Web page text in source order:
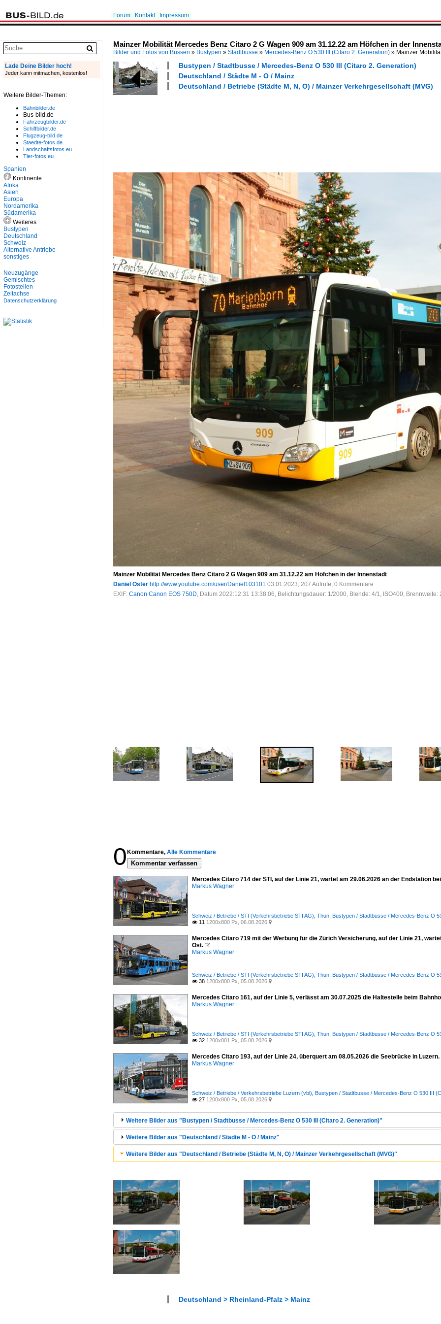
Forum Kontakt Impressum
Mainzer Mobilität Mercedes Benz Citaro 2 G Wagen 909 am 31.12.22 am Höfchen in der
Bilder und Fotos von Bussen » Bustypen » Stadtbusse » Mercedes-Benz O 530 III (Citaro 2. Generation) » Mainzer
Bustypen / Stadtbusse / Mercedes-Benz O 530 III (Citaro 2. Generation)
Deutschland / Städte M - O / Mainz
Deutschland / Betriebe (Städte M, N, O) / Mainzer Verkehrgesellschaft (MVG)
Mainzer Mobilität Mercedes Benz Citaro 2 G Wagen 909 am 31.12.22 am Höfchen in der Innenstadt
Daniel Oster http://www.youtube.com/user/Daniel103101 03.01.2023, 207 Aufrufe, 0 Kommentare
EXIF: Canon Canon EOS 750D, Datum 2022:12:31 13:38:06, Belichtungsdauer: 1/2000, Blende: 4/1, ISO400, Brennweite:
0 Kommentare, Alle Kommentare
Kommentar verfassen
Mercedes Citaro 714 der STI, auf der Linie 21, wartet am 29.06.2026 an der Endstation
Markus Wagner
Schweiz / Betriebe / STI (Verkehrsbetriebe STI AG), Thun Bustypen / Stadtbusse / Mercedes-Benz O
 11 1200x800 Px, 06.08.2026 
Mercedes Citaro 719 mit der Werbung für die Zürich Versicherung, auf der Linie 21,
Ost. 
Markus Wagner
Schweiz / Betriebe / STI (Verkehrsbetriebe STI AG), Thun Bustypen / Stadtbusse / Mercedes-Benz O
 38 1200x800 Px, 05.08.2026 
Mercedes Citaro 161, auf der Linie 5, verlässt am 30.07.2025 die Haltestelle beim
Markus Wagner
Schweiz / Betriebe / STI (Verkehrsbetriebe STI AG), Thun Bustypen / Stadtbusse / Mercedes-Benz O
 32 1200x801 Px, 05.08.2026 
Mercedes Citaro 193, auf der Linie 24, überquert am 08.05.2026 die Seebrücke in Luzern.
Markus Wagner
Schweiz / Betriebe / Verkehrsbetriebe Luzern (vbl) Bustypen / Stadtbusse / Mercedes-Benz O 530 III
 27 1200x800 Px, 05.08.2026 
Weitere Bilder aus "Bustypen / Stadtbusse / Mercedes-Benz O 530 III (Citaro 2. Generation)"
Weitere Bilder aus "Deutschland / Städte M - O / Mainz"
Weitere Bilder aus "Deutschland / Betriebe (Städte M, N, O) / Mainzer Verkehrgesellschaft (MVG)"
Deutschland > Rheinland-Pfalz > Mainz
Lade Deine Bilder hoch!
Jeder kann mitmachen, kostenlos!
Weitere Bilder-Themen:
Bahnbilder.de
Bus-bild.de
Fahrzeugbilder.de
Schiffbilder.de
Flugzeug-bild.de
Staedte-fotos.de
Landschaftsfotos.eu
Tier-fotos.eu
Spanien
Kontinente
Afrika
Asien
Europa
Nordamerika
Südamerika
Weiteres
Bustypen
Deutschland
Schweiz
Alternative Antriebe
sonstiges
Neuzugänge
Gemischtes
Fotostellen
Zeitachse
Datenschutzerklärung